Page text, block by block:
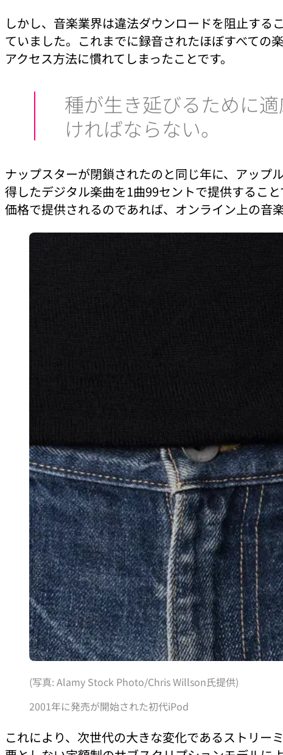
しかし、音楽業界は違法ダウンロードを阻止する
ていました。これまでに録音されたほぼすべての
アクセス方法に慣れてしまったことです。
種が生き延びるために
ければならない。
ナップスターが閉鎖されたのと同じ年に、アッ
得したデジタル楽曲を1曲99セントで提供するこ
価格で提供されるのであれば、オンライン上の音
(写真: Alamy Stock Photo/Chris Willson氏提供)
2001年に発売が開始された初代iPod
これにより、次世代の大きな変化であるストリ